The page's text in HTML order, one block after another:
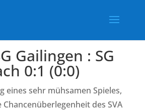
Gailingen : SG
0:1 (0:0)
eines sehr mühsamen Spieles,
des SVA